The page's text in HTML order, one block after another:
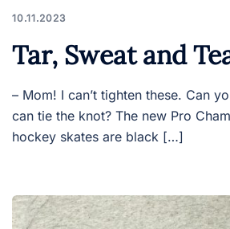
10.11.2023
Tar, Sweat and
– Mom! I can’t tighten these. Can
can tie the knot? The new Pro
hockey skates are black […]